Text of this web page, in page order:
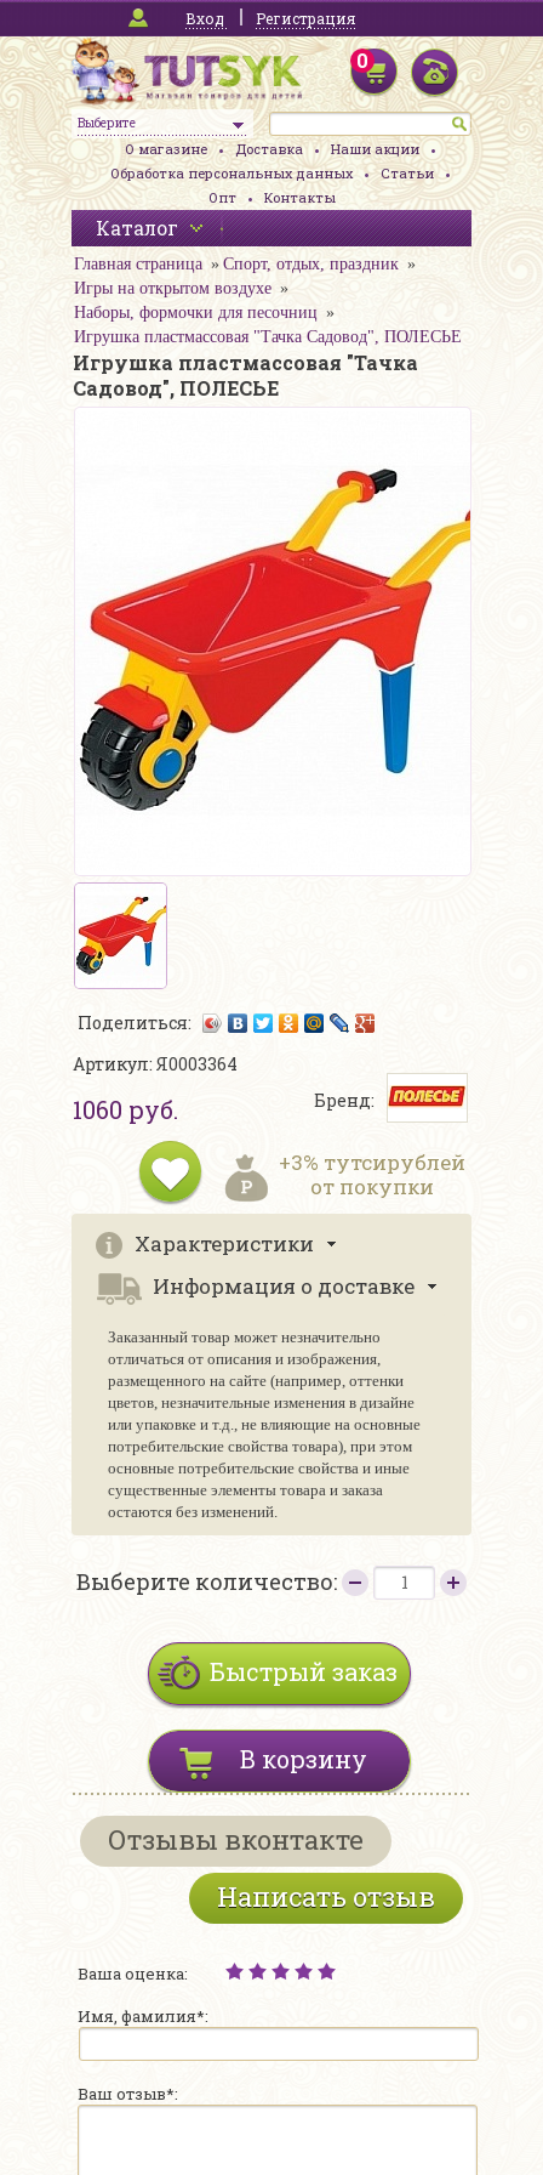
Вход Регистрация
Выберите
0
О магазине Доставка
Наши акции
Обработка персональных данных
Статьи
Опт
Контакты
Каталог
Главная страница
Спорт, отдых, праздник
Игры на открытом воздухе
Наборы, формочки для песочниц
Игрушка пластмассовая "Тачка Садовод", ПОЛЕСЬЕ
Игрушка пластмассовая "Тачка
Садовод", ПОЛЕСЬЕ
Поделиться:
Артикул: Я0003364
1060 руб. Бренд:
+3% тутсирублей
от покупки
Характеристики
Информация о доставке
Заказанный товар может незначительно
отличаться от описания и изображения,
размещенного на сайте (например, оттенки
цветов, незначительные изменения в дизайне
или упаковке и т.д., не влияющие на основные
потребительские свойства товара), при этом
основные потребительские свойства и иные
существенные элементы товара и заказа
остаются без изменений.
Выберите количество:
Быстрый заказ
В корзину
Отзывы вконтакте
Написать отзыв
Ваша оценка:
Имя, фамилия*:
Ваш отзыв*: